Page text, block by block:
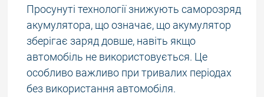
Просунуті технології знижують саморозряд
акумулятора, що означає, що акумулятор
зберігає заряд довше, навіть якщо
автомобіль не використовується. Це
особливо важливо при тривалих періодах
без використання автомобіля.